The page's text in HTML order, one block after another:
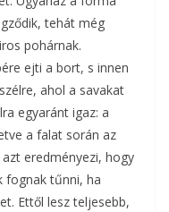
tehát még
pohárnak.
ejti a bort, s innen
ahol a savakat
egyaránt igaz: a
a falat során az
eredményezi, hogy
fognak tűnni, ha
Ettől lesz teljesebb,